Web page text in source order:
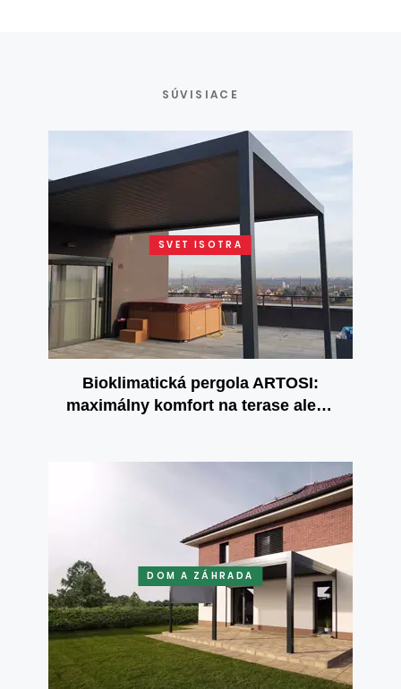
SÚVISIACE
SVET ISOTRA
Bioklimatická pergola ARTOSI:
maximálny komfort na terase alebo
DOM A ZÁHRADA